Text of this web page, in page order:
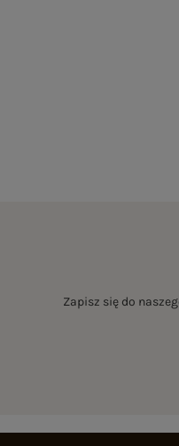
Zapisz się do